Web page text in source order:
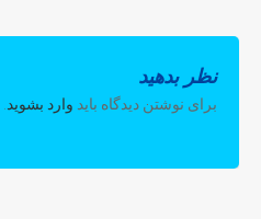
نظر بدهید
برای نوشتن دیدگاه باید وارد بشوید.